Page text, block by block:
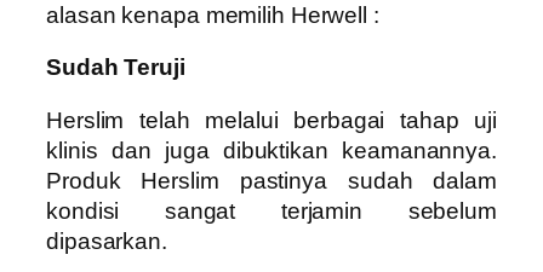
alasan kenapa memilih Herwell :
Sudah Teruji
Herslim telah melalui berbagai tahap uji
klinis dan juga dibuktikan keamanannya.
Produk Herslim pastinya sudah dalam
kondisi sangat terjamin sebelum
dipasarkan.